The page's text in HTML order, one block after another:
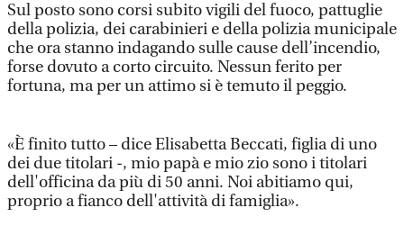
Sul posto sono corsi subito vigili del fuoco, pattuglie
della polizia, dei carabinieri e della polizia municipale
che ora stanno indagando sulle cause dell’incendio,
forse dovuto a corto circuito. Nessun ferito per
fortuna, ma per un attimo si è temuto il peggio.
«È finito tutto – dice Elisabetta Beccati, figlia di uno
dei due titolari -, mio papà e mio zio sono i titolari
dell'officina da più di 50 anni. Noi abitiamo qui,
proprio a fianco dell'attività di famiglia».